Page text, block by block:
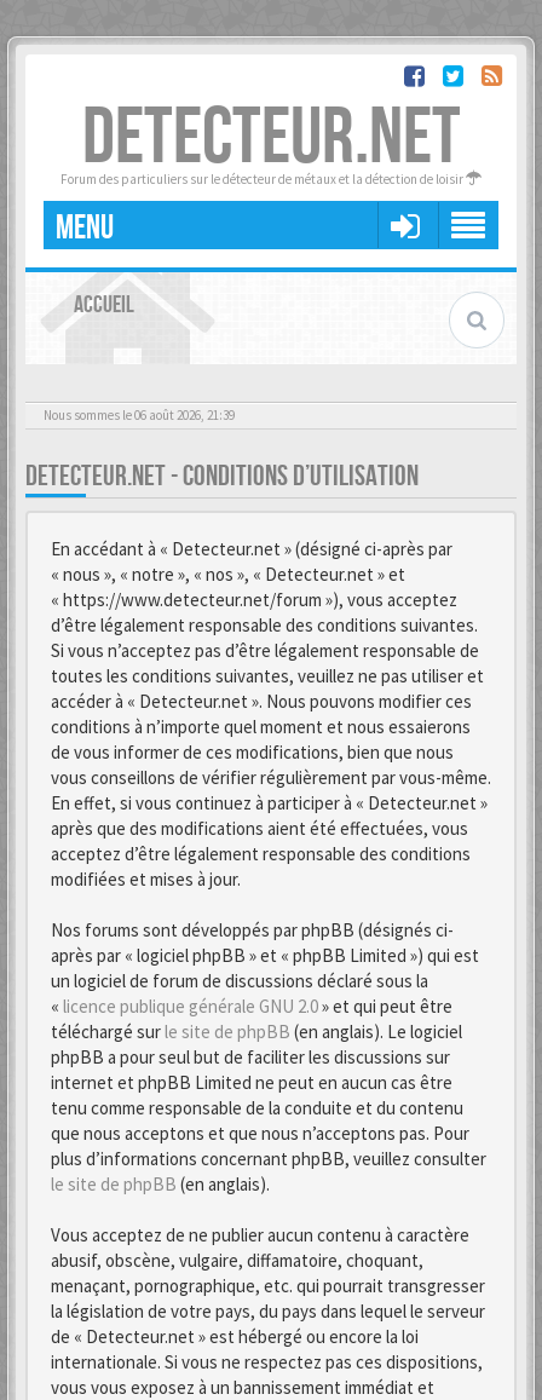
DETECTEUR.NET
Forum des particuliers sur le détecteur de métaux et la détection de loisir
MENU
ACCUEIL
Nous sommes le 06 août 2026, 21:39
DETECTEUR.NET - CONDITIONS D’UTILISATION
En accédant à « Detecteur.net » (désigné ci-après par
« nous », « notre », « nos », « Detecteur.net » et
« https://www.detecteur.net/forum »), vous acceptez
d’être légalement responsable des conditions suivantes.
Si vous n’acceptez pas d’être légalement responsable de
toutes les conditions suivantes, veuillez ne pas utiliser et
accéder à « Detecteur.net ». Nous pouvons modifier ces
conditions à n’importe quel moment et nous essaierons
de vous informer de ces modifications, bien que nous
vous conseillons de vérifier régulièrement par vous-même.
En effet, si vous continuez à participer à « Detecteur.net »
après que des modifications aient été effectuées, vous
acceptez d’être légalement responsable des conditions
modifiées et mises à jour.
Nos forums sont développés par phpBB (désignés ci-
après par « logiciel phpBB » et « phpBB Limited ») qui est
un logiciel de forum de discussions déclaré sous la
« licence publique générale GNU 2.0» et qui peut être
téléchargé surle site de phpBB (en anglais). Le logiciel
phpBB a pour seul but de faciliter les discussions sur
internet et phpBB Limited ne peut en aucun cas être
tenu comme responsable de la conduite et du contenu
que nous acceptons et que nous n’acceptons pas. Pour
plus d’informations concernant phpBB, veuillez consulter
le site de phpBB (en anglais).
Vous acceptez de ne publier aucun contenu à caractère
abusif, obscène, vulgaire, diffamatoire, choquant,
menaçant, pornographique, etc. qui pourrait transgresser
la législation de votre pays, du pays dans lequel le serveur
de « Detecteur.net » est hébergé ou encore la loi
internationale. Si vous ne respectez pas ces dispositions,
vous vous exposez à un bannissement immédiat et